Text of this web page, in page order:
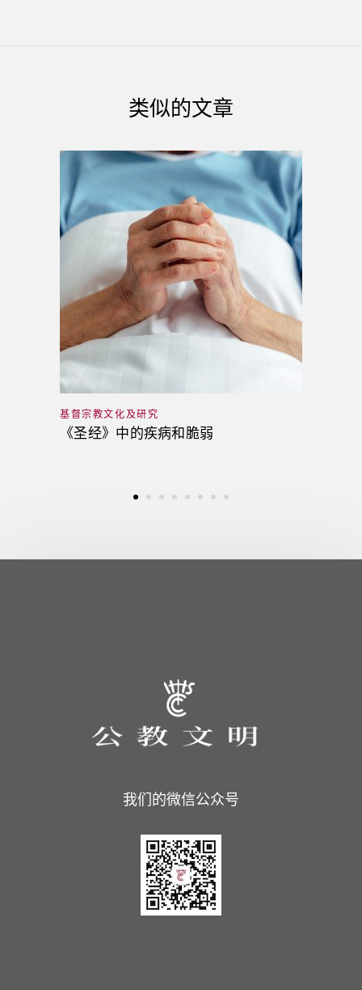
类似的文章
基督宗教文化及研究
《圣经》中的疾病和脆弱
我们的微信公众号